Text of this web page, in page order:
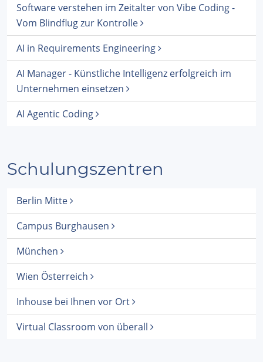
Software verstehen im Zeitalter von Vibe Coding -
Vom Blindflug zur Kontrolle
AI in Requirements Engineering
AI Manager - Künstliche Intelligenz erfolgreich im
Unternehmen einsetzen
AI Agentic Coding
Schulungszentren
Berlin Mitte
Campus Burghausen
München
Wien Österreich
Inhouse bei Ihnen vor Ort
Virtual Classroom von überall